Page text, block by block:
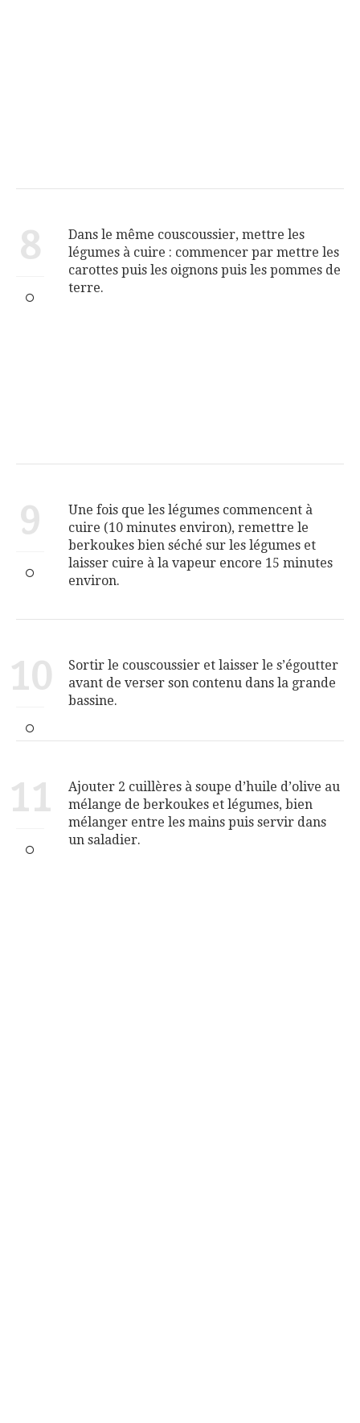
8
Dans le même couscoussier, mettre les
légumes à cuire : commencer par mettre les
carottes puis les oignons puis les pommes de
terre.
9
Une fois que les légumes commencent à
cuire (10 minutes environ), remettre le
berkoukes bien séché sur les légumes et
laisser cuire à la vapeur encore 15 minutes
environ.
10
Sortir le couscoussier et laisser le s’égoutter
avant de verser son contenu dans la grande
bassine.
11
Ajouter 2 cuillères à soupe d’huile d’olive au
mélange de berkoukes et légumes, bien
mélanger entre les mains puis servir dans
un saladier.